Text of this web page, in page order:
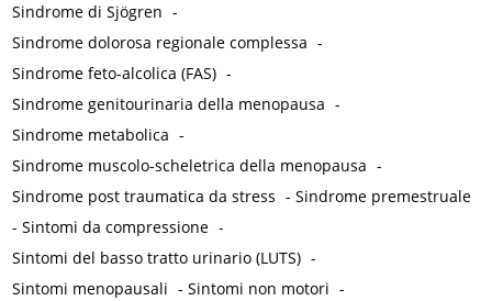
Sindrome di Sjögren -
Sindrome dolorosa regionale complessa -
Sindrome feto-alcolica (FAS) -
Sindrome genitourinaria della menopausa -
Sindrome metabolica -
Sindrome muscolo-scheletrica della menopausa -
Sindrome post traumatica da stress -Sindrome premestruale
-Sintomi da compressione -
Sintomi del basso tratto urinario (LUTS) -
Sintomi menopausali -Sintomi non motori -